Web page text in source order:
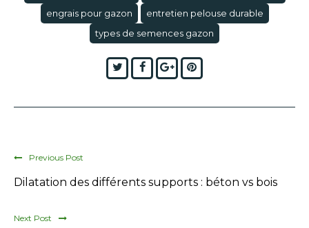
engrais pour gazon
entretien pelouse durable
types de semences gazon
TwitterFacebook
Google+Pinterest
Previous Post
Dilatation des différents supports : béton vs bois
Next Post